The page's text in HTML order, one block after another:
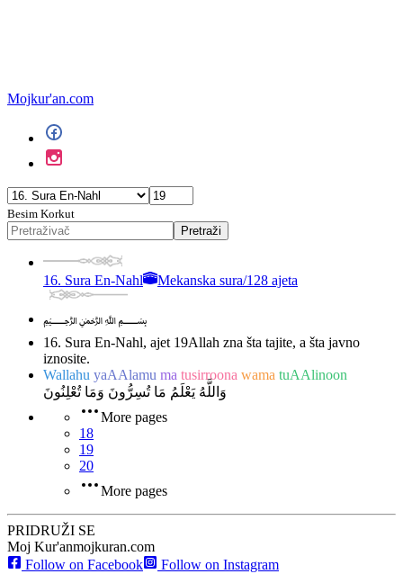
Mojkur'an.com
Besim Korkut
Pretraži
16. Sura En-Nahl Mekanska sura/128 ajeta
﷽
16. Sura En-Nahl, ajet 19Allah zna šta tajite, a šta javno
iznosite.
Wallahu yaAAlamu ma tusirroona wama tuAAlinoon
وَاللَّهُ يَعْلَمُ مَا تُسِرُّونَ وَمَا تُعْلِنُونَ
More pages
18
19
20
More pages
PRIDRUŽI SE
Moj Kur'anmojkuran.com
Follow on Facebook
Follow on Instagram